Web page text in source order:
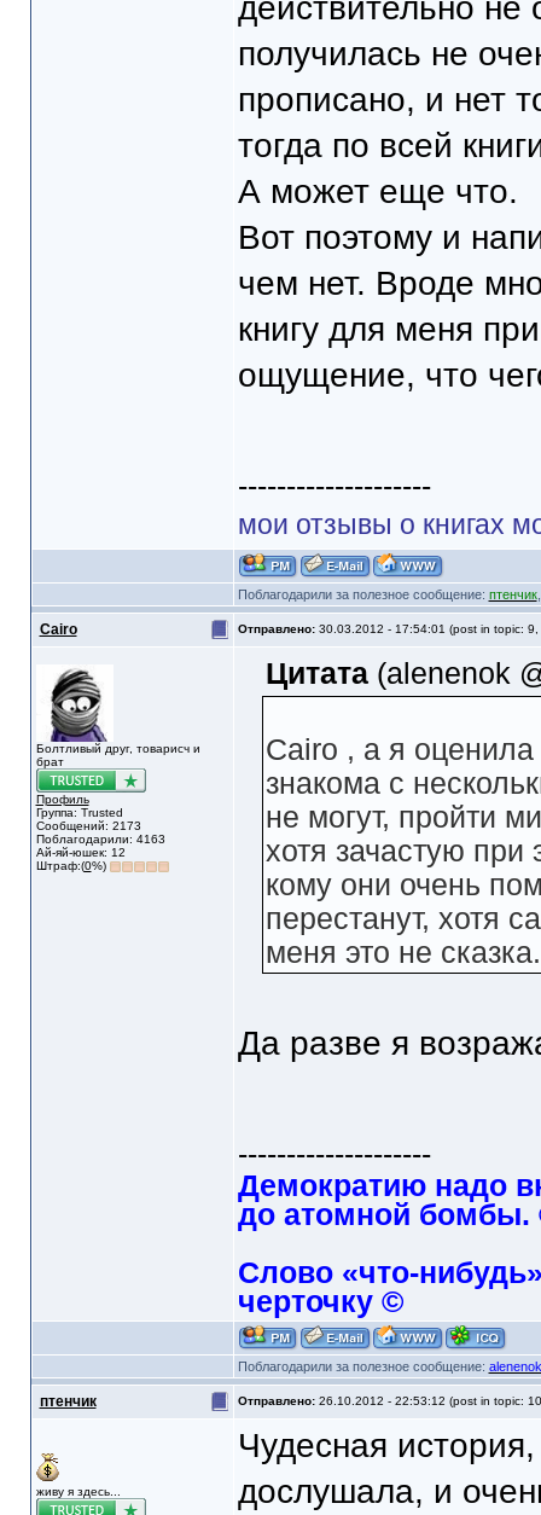
действительно
получилась не
прописано, и нет
тогда по всей
А может еще что.
Вот поэтому и
чем нет. Вроде
книгу для меня
ощущение, что
--------------------
мои отзывы о книгах
Поблагодарили за полезное сообщение: птенчик
Cairo Отправлено: 30.03.2012 - 17:54:01 (post in topic: 9,
Болтливый друг, товарисч и
брат
Профиль
Группа: Trusted
Сообщений: 2173
Поблагодарили: 4163
Ай-яй-юшек: 12
Штраф:(0%)
Цитата(alenenok
Cairo , а я оценила
знакома с
не могут, пройти
хотя зачастую при
кому они очень
перестанут, хотя
меня это не сказка.
Да разве я
--------------------
Демократию надо
до атомной бомбы.
Слово «что-
черточку ©
Поблагодарили за полезное сообщение: alenenok
птенчик Отправлено: 26.10.2012 - 22:53:12 (post in topic:
живу я здесь...
Чудесная
дослушала, и